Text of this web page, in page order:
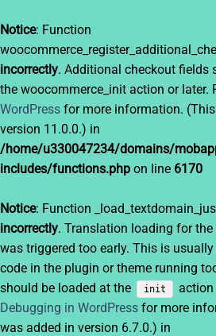
Notice: Function
incorrectly. Additional checkout fields
the woocommerce_init action or later.
WordPress for more information.
version 11.0.0.) in
/home/u330047234/domains/
includes/functions.php on line 6170
Notice: Function
incorrectly. Translation loading for the
was triggered too early. This is
code in the plugin or theme running
should be loaded at the
init
action
Debugging in WordPress for more
was added in version 6.7.0.) in